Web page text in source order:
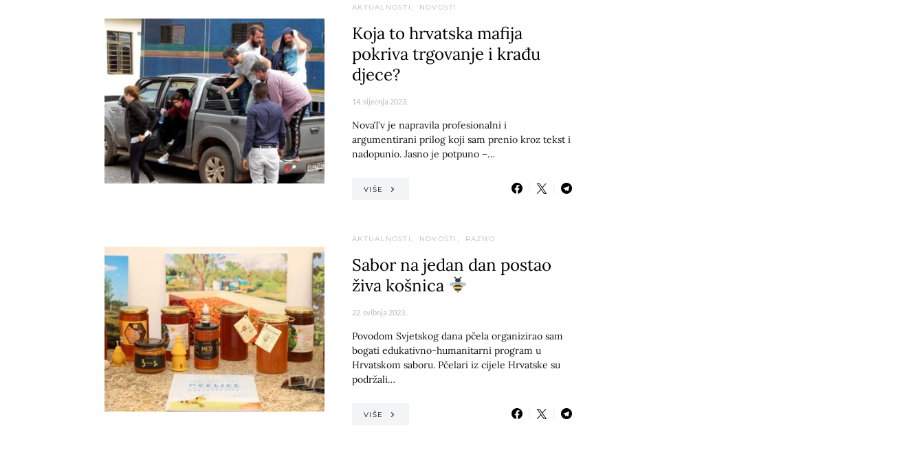
AKTUALNOSTI NOVOSTI
Koja to hrvatska mafija
pokriva trgovanje i krađu
djece?
14. siječnja 2023.
NovaTv je napravila profesionalni i
argumentirani prilog koji sam prenio kroz tekst i
nadopunio. Jasno je potpuno –…
VIŠE
AKTUALNOSTI NOVOSTI RAZNO
Sabor na jedan dan postao
živa košnica
22. svibnja 2023.
Povodom Svjetskog dana pčela organizirao sam
bogati edukativno-humanitarni program u
Hrvatskom saboru. Pčelari iz cijele Hrvatske su
podržali…
VIŠE